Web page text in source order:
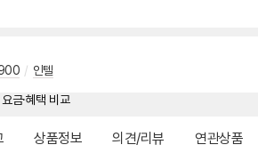
/ 인텔
상품정보 의견/리뷰 연관상품